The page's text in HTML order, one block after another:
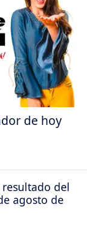
de hoy
resultado del
agosto de